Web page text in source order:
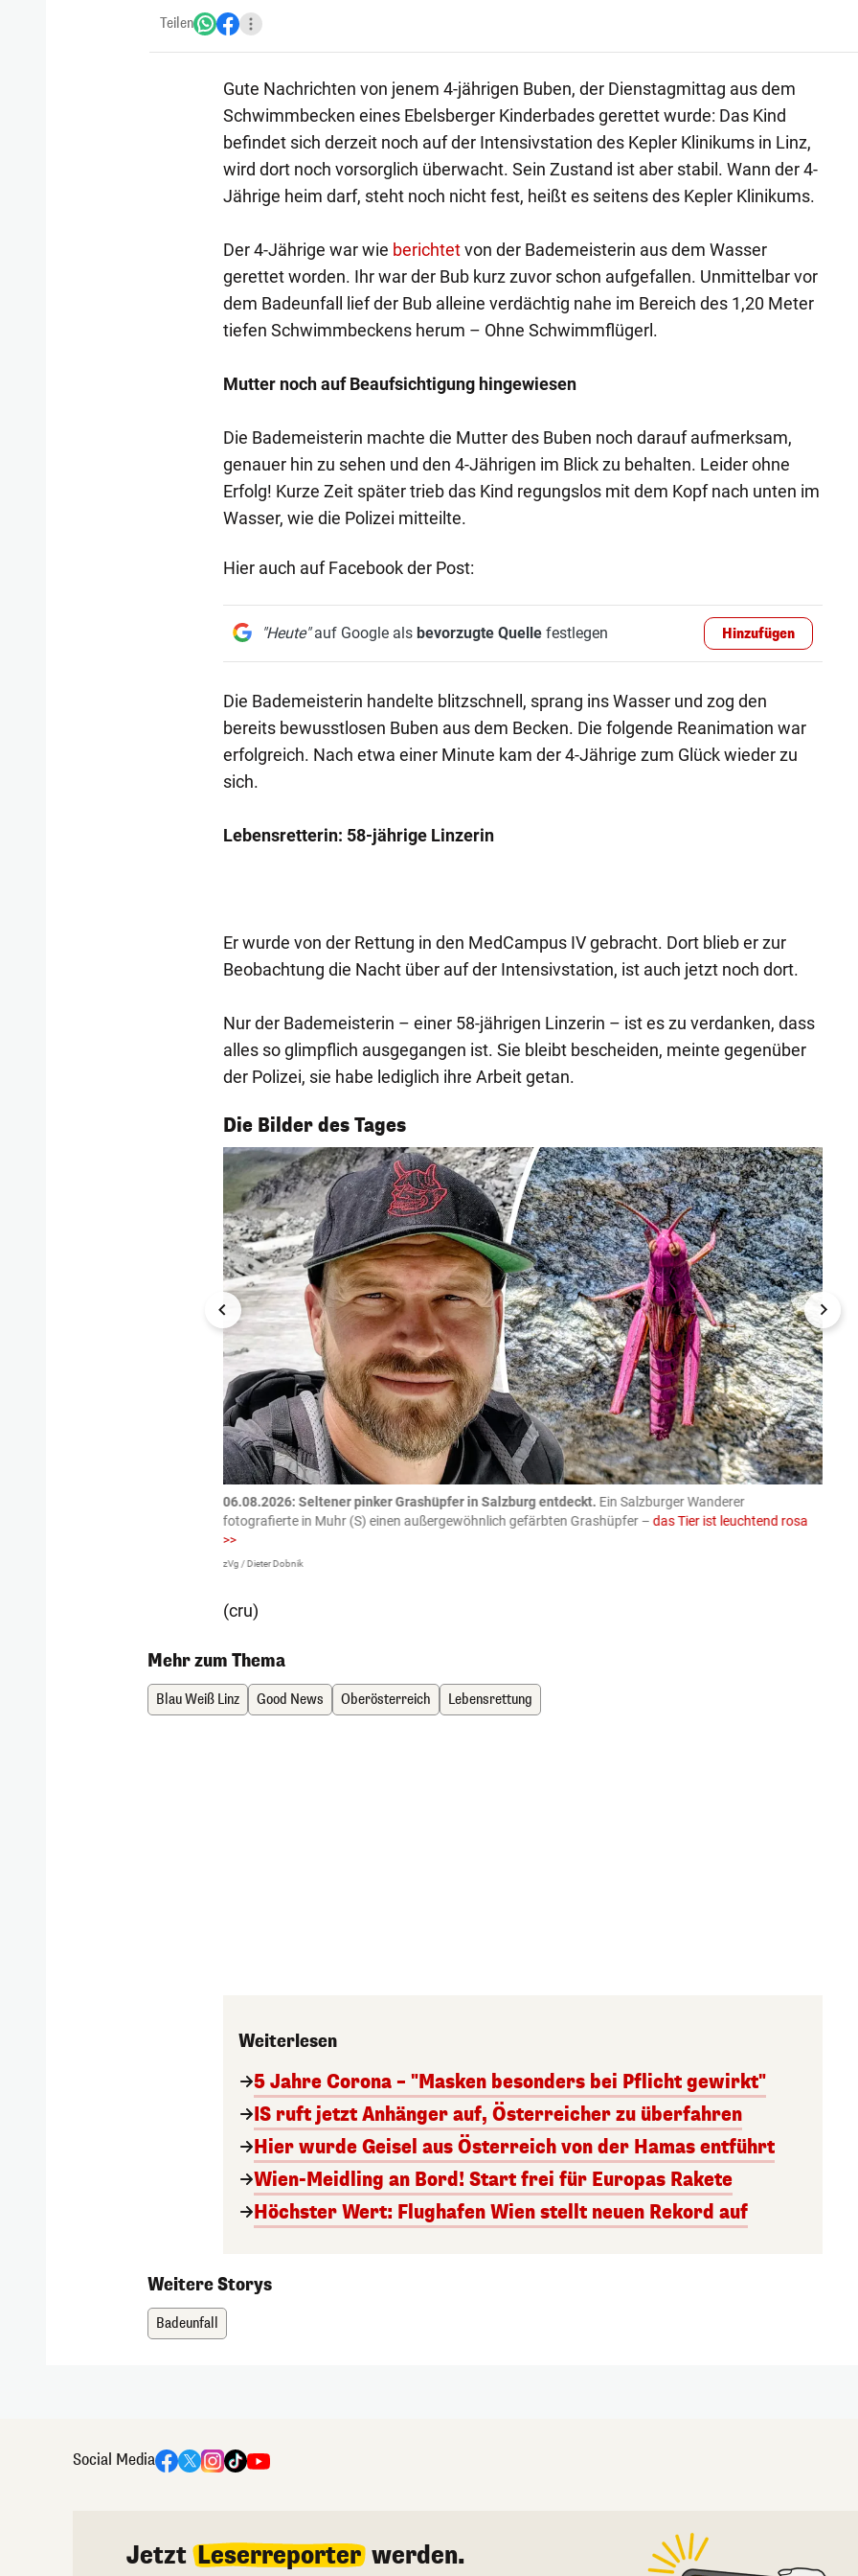
Teilen
Gute Nachrichten von jenem 4-jährigen Buben, der Dienstagmittag aus dem
Schwimmbecken eines Ebelsberger Kinderbades gerettet wurde: Das Kind
befindet sich derzeit noch auf der Intensivstation des Kepler Klinikums in Linz,
wird dort noch vorsorglich überwacht. Sein Zustand ist aber stabil. Wann der 4-
Jährige heim darf, steht noch nicht fest, heißt es seitens des Kepler Klinikums.
Der 4-Jährige war wie berichtetvon der Bademeisterin aus dem Wasser
gerettet worden. Ihr war der Bub kurz zuvor schon aufgefallen. Unmittelbar vor
dem Badeunfall lief der Bub alleine verdächtig nahe im Bereich des 1,20 Meter
tiefen Schwimmbeckens herum – Ohne Schwimmflügerl.
Mutter noch auf Beaufsichtigung hingewiesen
Die Bademeisterin machte die Mutter des Buben noch darauf aufmerksam,
genauer hin zu sehen und den 4-Jährigen im Blick zu behalten. Leider ohne
Erfolg! Kurze Zeit später trieb das Kind regungslos mit dem Kopf nach unten im
Wasser, wie die Polizei mitteilte.
Hier auch auf Facebook der Post:
"Heute"auf Google als bevorzugte Quellefestlegen Hinzufügen
Die Bademeisterin handelte blitzschnell, sprang ins Wasser und zog den
bereits bewusstlosen Buben aus dem Becken. Die folgende Reanimation war
erfolgreich. Nach etwa einer Minute kam der 4-Jährige zum Glück wieder zu
sich.
Lebensretterin: 58-jährige Linzerin
Er wurde von der Rettung in den MedCampus IV gebracht. Dort blieb er zur
Beobachtung die Nacht über auf der Intensivstation, ist auch jetzt noch dort.
Nur der Bademeisterin – einer 58-jährigen Linzerin – ist es zu verdanken, dass
alles so glimpflich ausgegangen ist. Sie bleibt bescheiden, meinte gegenüber
der Polizei, sie habe lediglich ihre Arbeit getan.
Die Bilder des Tages
1/54
06.08.2026: Seltener pinker Grashüpfer in Salzburg entdeckt. Ein Salzburger Wanderer
fotografierte in Muhr (S) einen außergewöhnlich gefärbten Grashüpfer – das Tier ist leuchtend rosa
>>
zVg / Dieter Dobnik
(cru)
Mehr zum Thema
Blau Weiß Linz Good News Oberösterreich Lebensrettung
Weiterlesen
5 Jahre Corona – "Masken besonders bei Pflicht gewirkt"
IS ruft jetzt Anhänger auf, Österreicher zu überfahren
Hier wurde Geisel aus Österreich von der Hamas entführt
Wien-Meidling an Bord! Start frei für Europas Rakete
Höchster Wert: Flughafen Wien stellt neuen Rekord auf
Weitere Storys
Badeunfall
Social Media
Jetzt Leserreporter werden.